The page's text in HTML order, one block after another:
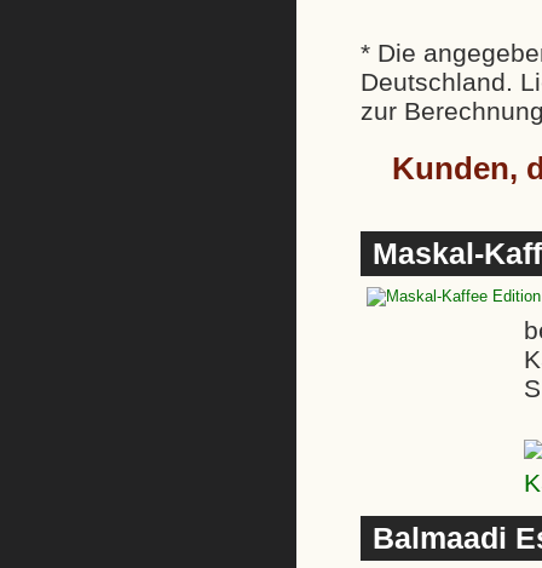
* Die
Deutschland.
zur
Kunden,
Maskal-
Balmaadi